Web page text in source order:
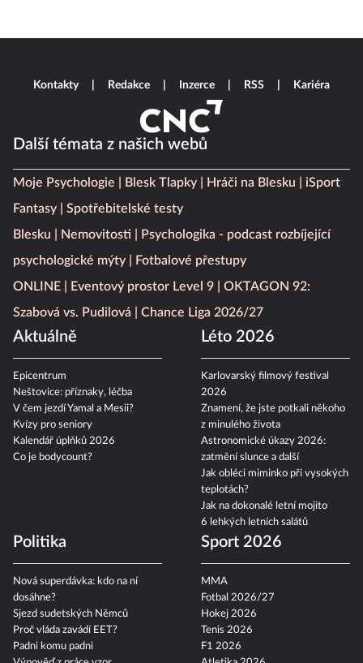
Další témata z našich webů
Moje Psychologie Blesk Tlapky Hráči na Blesku
iSport
Fantasy
Spotřebitelské testy
Blesku
Nemovitosti
Psychologika - podcast rozbíjející
psychologické mýty
Fotbalové přestupy
ONLINE
Eventový prostor Level 9
OKTAGON 92:
Szabová vs. Pudilová
Chance Liga 2026/27
Aktuálně
Epicentrum
Neštovice: příznaky, léčba
V čem jezdí Yamal a Mesii?
Kvízy pro seniory
Kalendář úplňků 2026
Co je bodycount?
Léto 2026
Karlovarský filmový festival
2026
Znamení, že jste potkali někoho
z minulého života
Astronomické úkazy 2026:
zatmění slunce a další
Jak obléci miminko při vysokých
teplotách?
Jak na dokonalé letní mojito
6 lehkých letních salátů
Politika
Nová superdávka: kdo na ní
dosáhne?
Sjezd sudetských Němců
Proč vláda zavádí EET?
Padni komu padni
Sport 2026
MMA
Fotbal 2026/27
Hokej 2026
Tenis 2026
F1 2026
Kontakty Redakce Inzerce RSS Kariéra